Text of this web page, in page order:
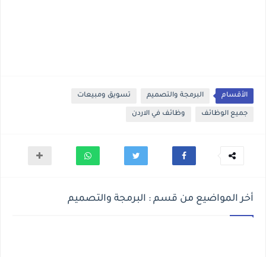
الأقسام البرمجة والتصميم تسويق ومبيعات
جميع الوظائف وظائف في الاردن
أخر المواضيع من قسم : البرمجة والتصميم